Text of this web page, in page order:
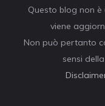
Questo blog non
viene
Non può pertanto
sensi